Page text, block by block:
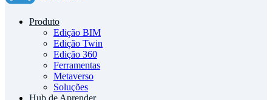
Produto
Edição BIM
Edição Twin
Edição 360
Ferramentas
Metaverso
Soluções
Hub de Aprender